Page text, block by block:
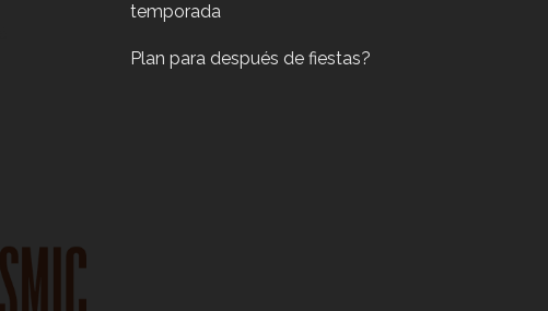
temporada
Plan para después de fiestas?